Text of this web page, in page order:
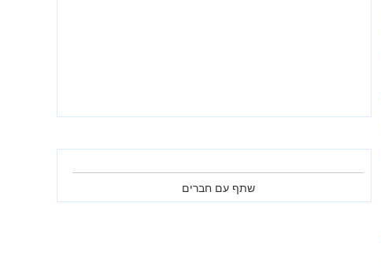
שתף עם חברים